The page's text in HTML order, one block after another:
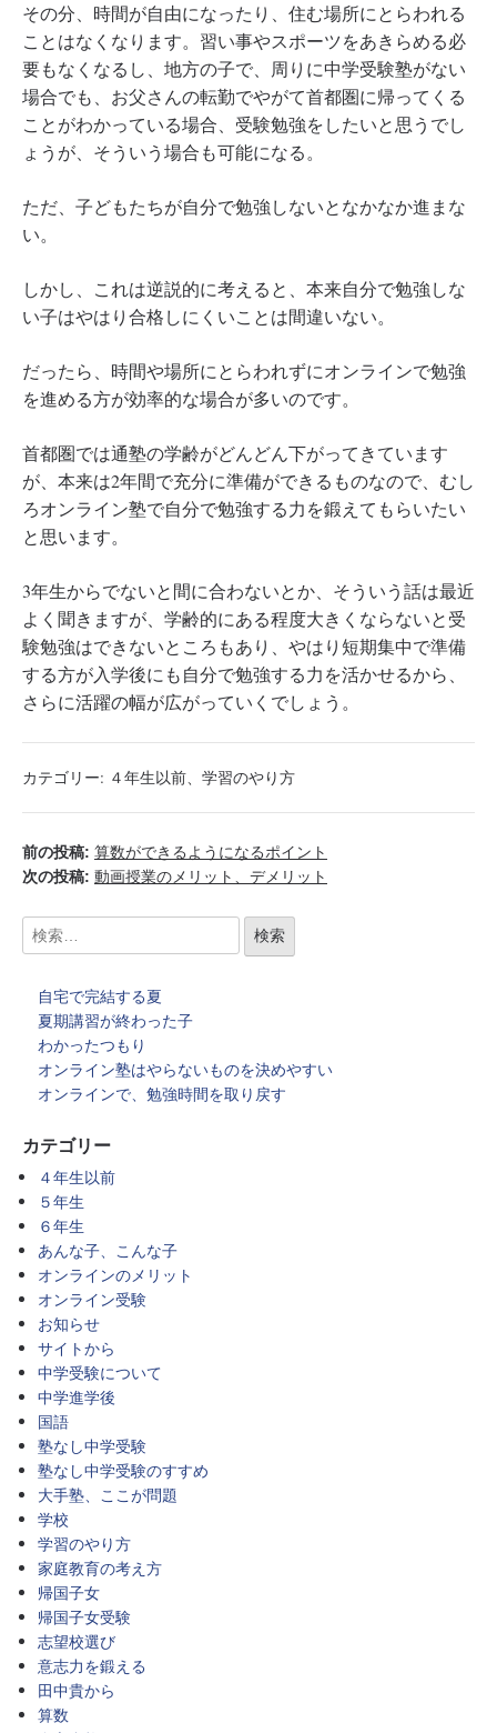
その分、時間が自由になったり、住む場所にとらわれる
ことはなくなります。習い事やスポーツをあきらめる必
要もなくなるし、地方の子で、周りに中学受験塾がない
場合でも、お父さんの転勤でやがて首都圏に帰ってくる
ことがわかっている場合、受験勉強をしたいと思うでし
ょうが、そういう場合も可能になる。
ただ、子どもたちが自分で勉強しないとなかなか進まな
い。
しかし、これは逆説的に考えると、本来自分で勉強しな
い子はやはり合格しにくいことは間違いない。
だったら、時間や場所にとらわれずにオンラインで勉強
を進める方が効率的な場合が多いのです。
首都圏では通塾の学齢がどんどん下がってきています
が、本来は2年間で充分に準備ができるものなので、むし
ろオンライン塾で自分で勉強する力を鍛えてもらいたい
と思います。
3年生からでないと間に合わないとか、そういう話は最近
よく聞きますが、学齢的にある程度大きくならないと受
験勉強はできないところもあり、やはり短期集中で準備
する方が入学後にも自分で勉強する力を活かせるから、
さらに活躍の幅が広がっていくでしょう。
カテゴリー: ４年生以前、 学習のやり方
前の投稿: 算数ができるようになるポイント
次の投稿: 動画授業のメリット、デメリット
自宅で完結する夏
夏期講習が終わった子
わかったつもり
オンライン塾はやらないものを決めやすい
オンラインで、勉強時間を取り戻す
カテゴリー
４年生以前
５年生
６年生
あんな子、こんな子
オンラインのメリット
オンライン受験
お知らせ
サイトから
中学受験について
中学進学後
国語
塾なし中学受験
塾なし中学受験のすすめ
大手塾、ここが問題
学校
学習のやり方
家庭教育の考え方
帰国子女
帰国子女受験
志望校選び
意志力を鍛える
田中貴から
算数